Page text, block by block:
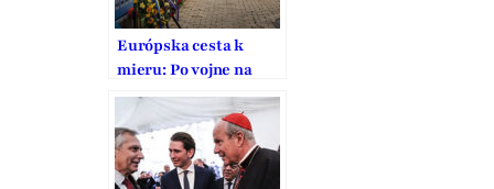
Európska cesta k
mieru: Po vojne na
Ukrajine